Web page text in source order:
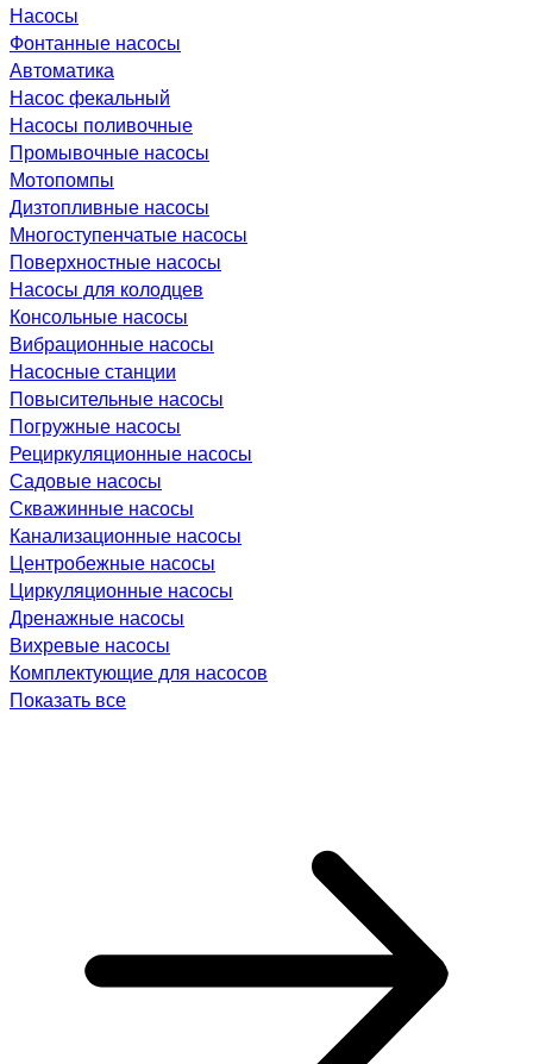
Насосы
Фонтанные насосы
Автоматика
Насос фекальный
Насосы поливочные
Промывочные насосы
Мотопомпы
Дизтопливные насосы
Многоступенчатые насосы
Поверхностные насосы
Насосы для колодцев
Консольные насосы
Вибрационные насосы
Насосные станции
Повысительные насосы
Погружные насосы
Рециркуляционные насосы
Садовые насосы
Скважинные насосы
Канализационные насосы
Центробежные насосы
Циркуляционные насосы
Дренажные насосы
Вихревые насосы
Комплектующие для насосов
Показать все